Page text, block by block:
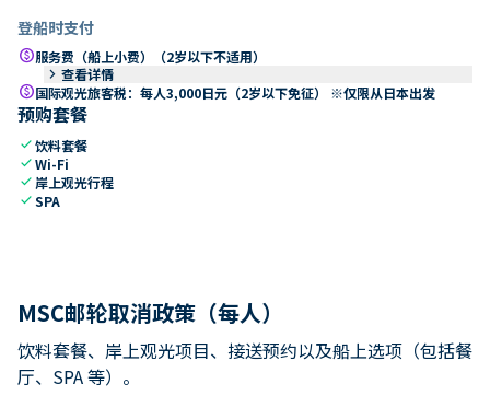
登船时支付
paid服务费（船上小费）（2岁以下不适用）
keyboard_arrow_right 查看详情
paid国际观光旅客税：每人3,000日元（2岁以下免征） ※仅限从日本出发
预购套餐
check饮料套餐
checkWi-Fi
check 岸上观光行程
checkSPA
MSC邮轮取消政策（每人）
饮料套餐、岸上观光项目、接送预约以及船上选项（包括餐
厅、SPA 等）。